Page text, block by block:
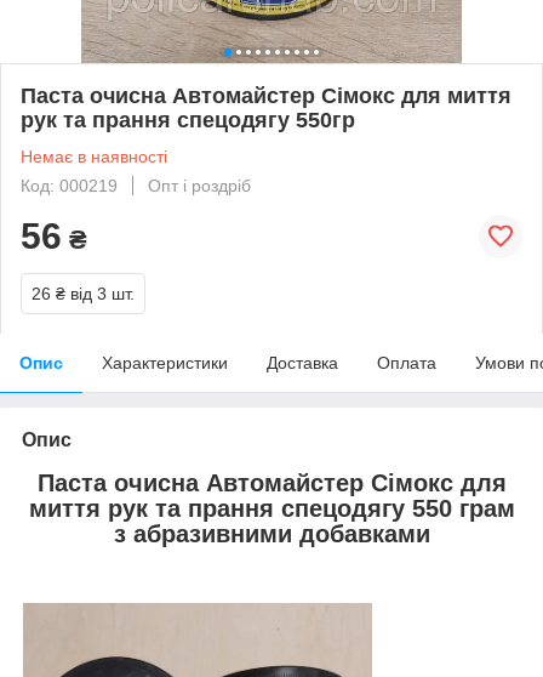
Паста очисна Автомайстер Сімокс для миття
рук та прання спецодягу 550гр
Немає в наявності
Код: 000219
Опт і роздріб
56 ₴
26 ₴ від 3 шт.
Опис Характеристики Доставка Оплата Умови
Опис
Паста очисна Автомайстер Сімокс для
миття рук та прання спецодягу 550 грам
з абразивними добавками